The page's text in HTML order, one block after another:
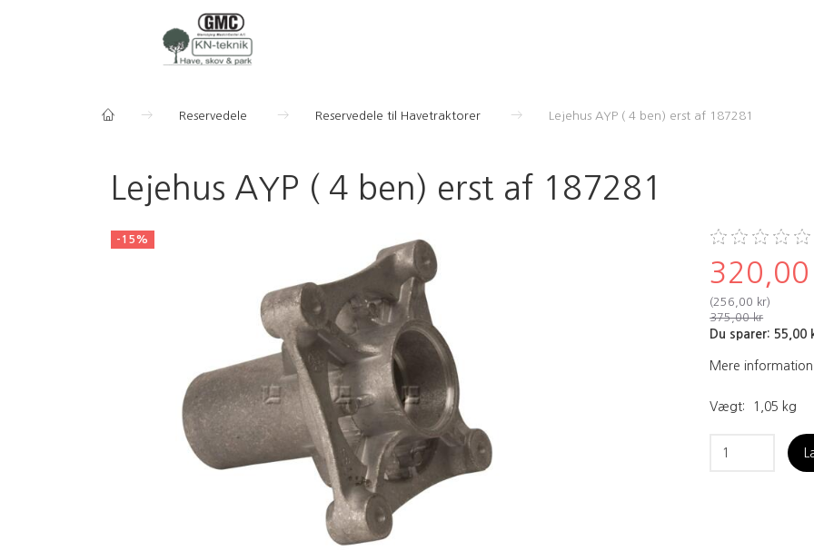
Reservedele Reservedele til Havetraktorer Lejehus AYP ( 4 ben) erst af 187281
Lejehus AYP ( 4 ben) erst af 187281
-15%
(256,00 kr)
375,00 kr
Du sparer: 55,00
Mere information
Vægt: 1,05 kg